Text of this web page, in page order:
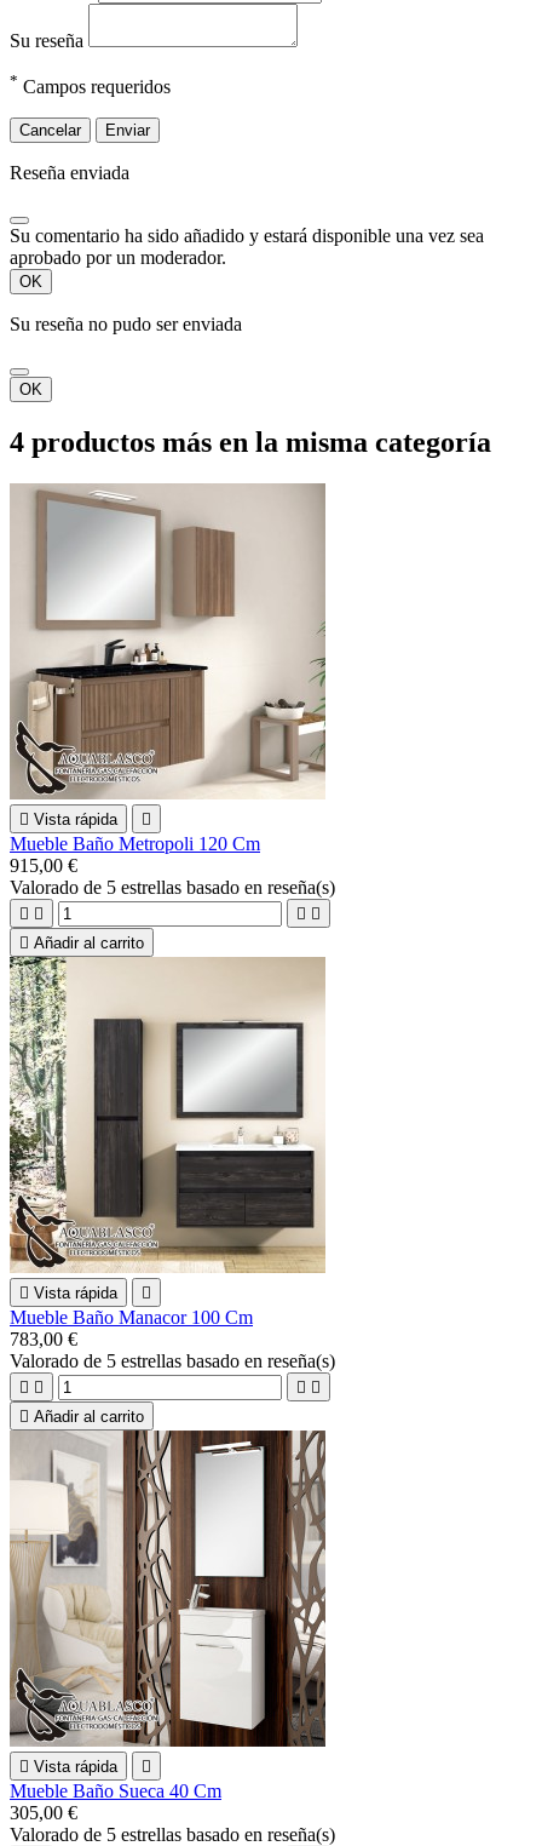
Su reseña
* Campos requeridos
Cancelar Enviar
Reseña enviada
Su comentario ha sido añadido y estará disponible una vez sea
aprobado por un moderador.
OK
Su reseña no pudo ser enviada
OK
4 productos más en la misma categoría
 Vista rápida 
Mueble Baño Metropoli 120 Cm
915,00 €
Valorado de 5 estrellas basado en reseña(s)
   
 Añadir al carrito
 Vista rápida 
Mueble Baño Manacor 100 Cm
783,00 €
Valorado de 5 estrellas basado en reseña(s)
   
 Añadir al carrito
 Vista rápida 
Mueble Baño Sueca 40 Cm
305,00 €
Valorado de 5 estrellas basado en reseña(s)